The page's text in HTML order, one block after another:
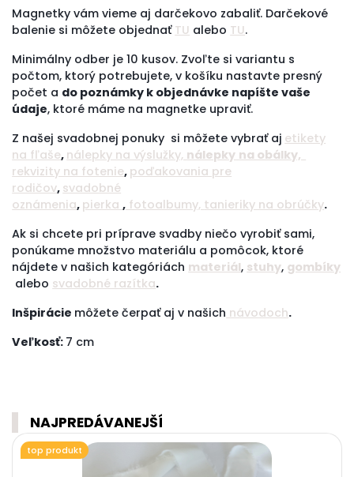
Magnetky vám vieme aj darčekovo zabaliť. Darčekové
balenie si môžete objednať TU alebo TU.
Minimálny odber je 10 kusov. Zvoľte si variantu s
počtom, ktorý potrebujete, v košíku nastavte presný
počet a do poznámky k objednávke napíšte vaše
údaje, ktoré máme na magnetke upraviť.
Z našej svadobnej ponuky si môžete vybrať aj etikety
na fľaše, nálepky na výslužky, nálepky na obálky,
rekvizity na fotenie, poďakovania pre
rodičov, svadobné
oznámenia, pierka, fotoalbumy, tanieriky na obrúčky.
Ak si chcete pri príprave svadby niečo vyrobiť sami,
ponúkame množstvo materiálu a pomôcok, ktoré
nájdete v našich kategóriách materiál, stuhy, gombíky
alebo svadobné razítka.
Inšpirácie môžete čerpať aj v našich návodoch.
Veľkosť: 7 cm
NAJPREDÁVANEJŠÍ
top produkt